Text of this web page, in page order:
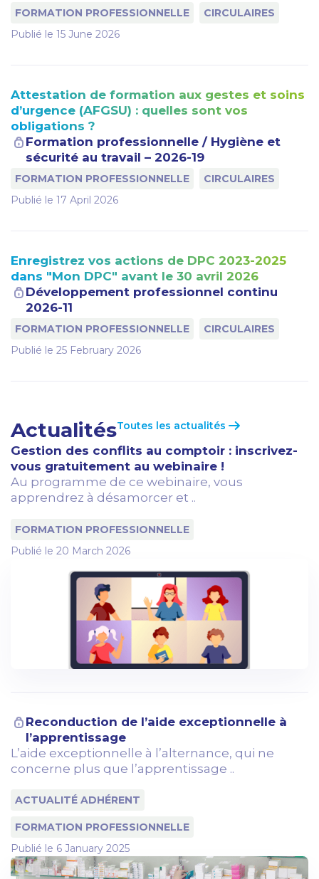
FORMATION PROFESSIONNELLE
CIRCULAIRES
Publié le 15 June 2026
Attestation de formation aux gestes et soins
d’urgence (AFGSU) : quelles sont vos
obligations ?
Formation professionnelle / Hygiène et
sécurité au travail – 2026-19
FORMATION PROFESSIONNELLE
CIRCULAIRES
Publié le 17 April 2026
Enregistrez vos actions de DPC 2023-2025
dans "Mon DPC" avant le 30 avril 2026
Développement professionnel continu
2026-11
FORMATION PROFESSIONNELLE
CIRCULAIRES
Publié le 25 February 2026
ActualitésToutes les actualités
Gestion des conflits au comptoir : inscrivez-
vous gratuitement au webinaire !
Au programme de ce webinaire, vous
apprendrez à désamorcer et ..
FORMATION PROFESSIONNELLE
Publié le 20 March 2026
Reconduction de l’aide exceptionnelle à
l’apprentissage
L’aide exceptionnelle à l’alternance, qui ne
concerne plus que l’apprentissage ..
ACTUALITÉ ADHÉRENT
FORMATION PROFESSIONNELLE
Publié le 6 January 2025